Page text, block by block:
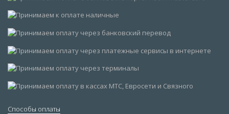
Способы оплаты